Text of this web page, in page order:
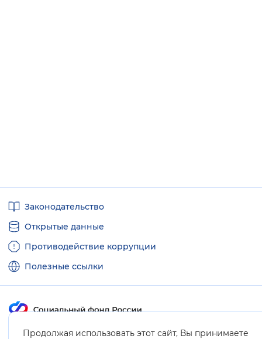
Продолжая использовать этот сайт, Вы принимаете
ссылкиЗаконодательство
Открытые данные
Противодействие коррупции
Полезные ссылки
Карта сайта